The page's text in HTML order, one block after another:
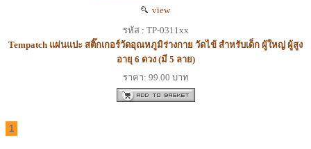
view
รหัส : TP-0311xx
Tempatch แผ่นแปะ สติ๊กเกอร์วัดอุณหภูมิร่างกาย วัดไข้ สำหรับเด็ก ผู้ใหญ่ ผู้สูง
อายุ 6 ดวง (มี 5 ลาย)
ราคา: 99.00 บาท
1